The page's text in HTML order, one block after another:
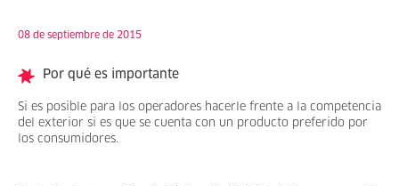
08 de septiembre de 2015
Por qué es importante
Si es posible para los operadores hacerle frente a la competencia
del exterior si es que se cuenta con un producto preferido por
los consumidores.